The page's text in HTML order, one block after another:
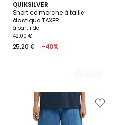
QUIKSILVER
Short de marche à taille
élastique TAXER
à partir de
42,00 €
25,20 € -40%
3
Couleurs